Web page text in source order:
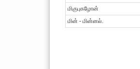
மிகுபுகழோன்
மின் - மின்னல்.